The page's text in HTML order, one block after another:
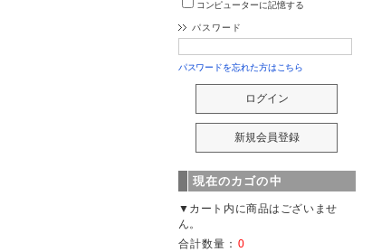
コンピューターに記憶する
パスワード
パスワードを忘れた方はこちら
現在のカゴの中
▼カート内に商品はございませ
ん。
合計数量： 0